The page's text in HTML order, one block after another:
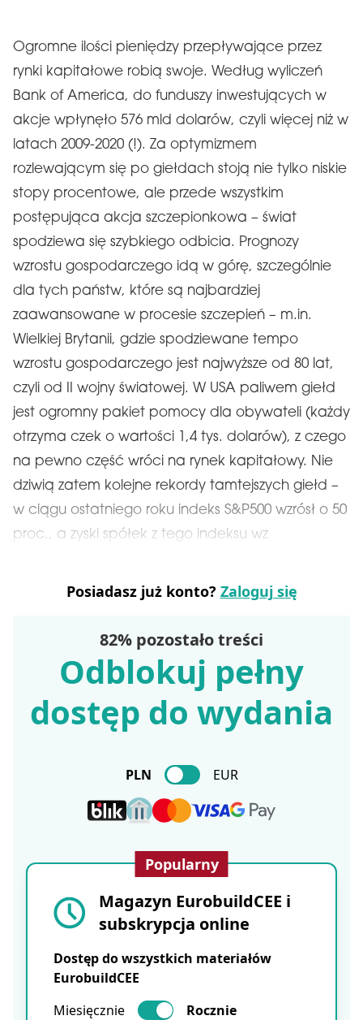
Ogromne ilości pieniędzy przepływające przez
rynki kapitałowe robią swoje. Według wyliczeń
Bank of America, do funduszy inwestujących w
akcje wpłynęło 576 mld dolarów, czyli więcej niż w
latach 2009-2020 (!). Za optymizmem
rozlewającym się po giełdach stoją nie tylko niskie
stopy procentowe, ale przede wszystkim
postępująca akcja szczepionkowa – świat
spodziewa się szybkiego odbicia. Prognozy
wzrostu gospodarczego idą w górę, szczególnie
dla tych państw, które są najbardziej
zaawansowane w procesie szczepień – m.in.
Wielkiej Brytanii, gdzie spodziewane tempo
wzrostu gospodarczego jest najwyższe od 80 lat,
czyli od II wojny światowej. W USA paliwem giełd
jest ogromny pakiet pomocy dla obywateli (każdy
otrzyma czek o wartości 1,4 tys. dolarów), z czego
na pewno część wróci na rynek kapitałowy. Nie
dziwią zatem kolejne rekordy tamtejszych giełd –
w ciągu ostatniego roku indeks S&P500 wzrósł o 50
proc., a zyski spółek z tego indeksu wz
Posiadasz już konto? Zaloguj się
82% pozostało treści
Odblokuj pełny
dostęp do wydania
PLN EUR
Popularny
Magazyn EurobuildCEE i
subskrypcja online
Dostęp do wszystkich materiałów
EurobuildCEE
Miesięcznie
Rocznie